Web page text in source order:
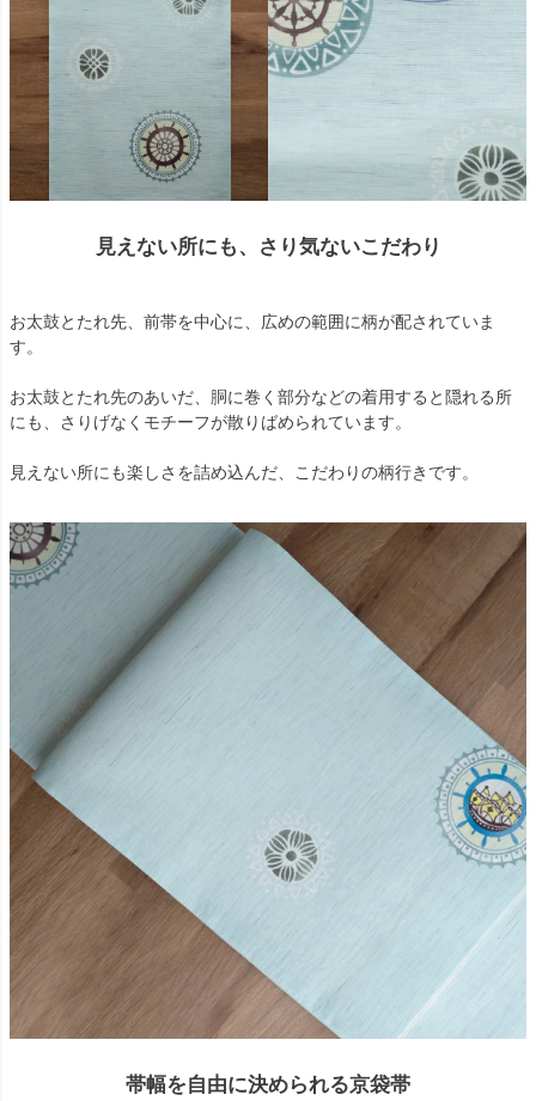
見えない所にも、さり気ないこだわり
お太鼓とたれ先、前帯を中心に、広めの範囲に柄が配されていま
す。
お太鼓とたれ先のあいだ、胴に巻く部分などの着用すると隠れる所
にも、さりげなくモチーフが散りばめられています。
見えない所にも楽しさを詰め込んだ、こだわりの柄行きです。
帯幅を自由に決められる京袋帯